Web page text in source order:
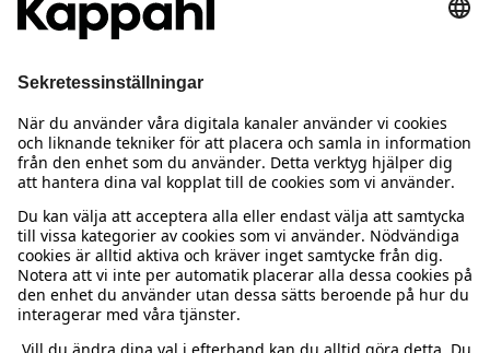
Behöver du hjälp?
Kundservice
Vanliga frågor
Beställning & retur
Kontakta oss
Kappahl Club
Logga in
Kappahl Club
Medlemsvillkor
Om oss
Om Kappahl Group
Villkor & policy
Köpvillkor Sverige
Mer från oss